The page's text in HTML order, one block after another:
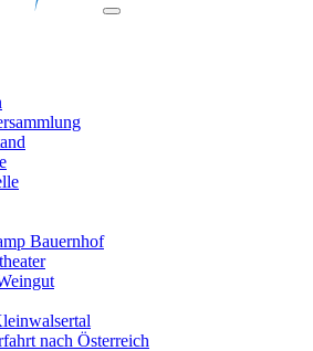
Bauernhof
nach Österreich